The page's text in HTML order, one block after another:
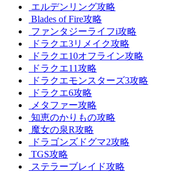
エルデンリング攻略
Blades of Fire攻略
ファンタジーライフi攻略
ドラクエ3リメイク攻略
ドラクエ10オフライン攻略
ドラクエ11攻略
ドラクエモンスターズ3攻略
ドラクエ6攻略
メタファー攻略
知恵のかりもの攻略
魔女の泉R攻略
ドラゴンズドグマ2攻略
TGS攻略
ステラーブレイド攻略